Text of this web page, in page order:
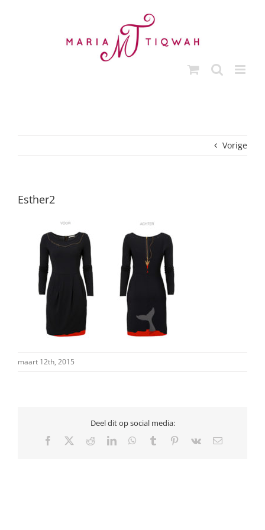
Vorige
Esther2
maart 12th, 2015
Deel dit op social media:
Facebook RedditLinkedInWhatsApp
Tumblr Pinterest
Vk
E-